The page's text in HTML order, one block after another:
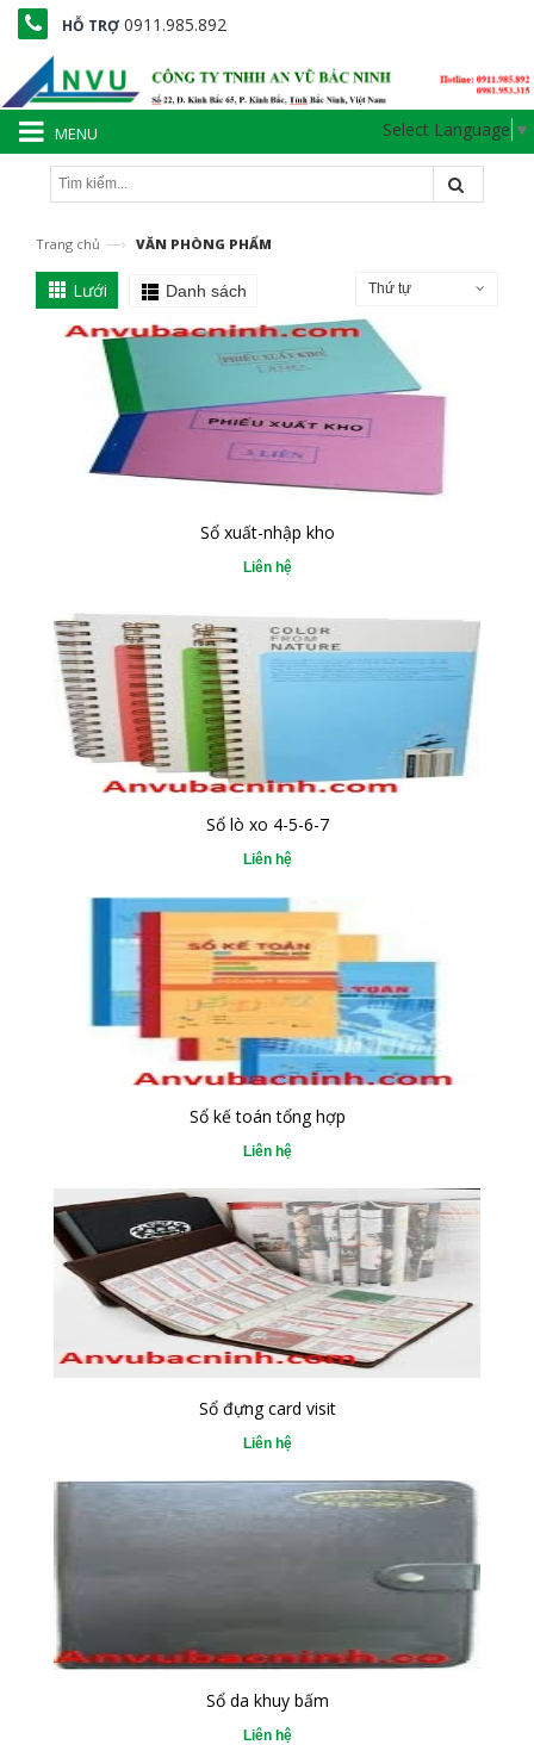
HỖ TRỢ 0911.985.892
MENU Select Language ▼
Trang chủ —› VĂN PHÒNG PHẨM
Lưới Danh sách Thứ tự
Sổ xuất-nhập kho
Liên hệ
Sổ lò xo 4-5-6-7
Liên hệ
Sổ kế toán tổng hợp
Liên hệ
Sổ đựng card visit
Liên hệ
Sổ da khuy bấm
Liên hệ